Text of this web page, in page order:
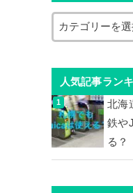
人気記事ラン
北海
鉄や
る？